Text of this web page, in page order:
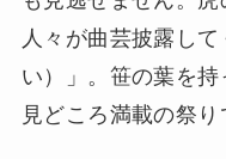
人々が曲芸披露し
い）」。笹の葉を
見どころ満載の祭り